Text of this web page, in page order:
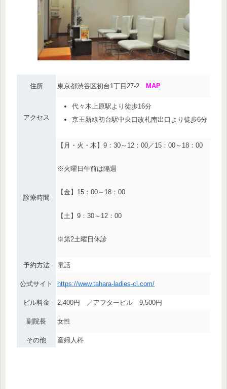
住所 東京都渋谷区初台1丁目27-2 MAP
アクセス
代々木上原駅より徒歩16分
京王新線初台駅中央口改札南出口より徒歩6分
診療時間
【月・火・木】9：30～12：00／15：00～18：00
※火曜日午前は隔週
【金】15：00～18：00
【土】9：30～12：00
※第2土曜日休診
予約方法 電話
公式サイト https://www.tahara-ladies-cl.com/
ピル料金 2,400円 ／アフターピル 9,500円
副院長 女性
その他 産婦人科